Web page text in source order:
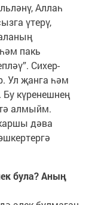
Аллаһ
үтерү,
пакь
Сихер-
Ул җанга һәм
Бу күренешнең
алмыйм.
дәва
була? Аның